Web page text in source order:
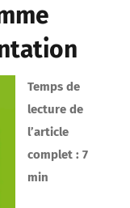
Temps de
lecture de
l’article
complet : 7
min